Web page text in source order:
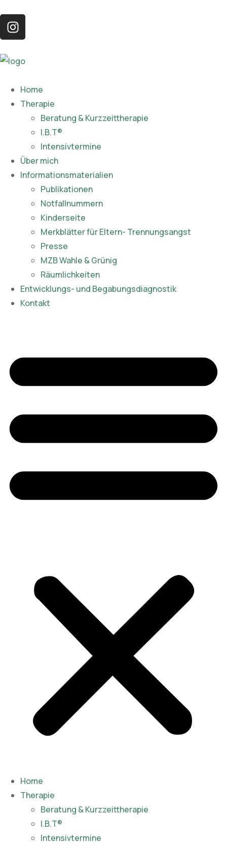
Home
Therapie
Beratung & Kurzzeittherapie
I.B.T®
Intensivtermine
Über mich
Informationsmaterialien
Publikationen​
Notfallnummern
Kinderseite
Merkblätter für Eltern- Trennungsangst
Presse
MZB Wahle & Grünig
Räumlichkeiten
Entwicklungs- und Begabungsdiagnostik
Kontakt
Home
Therapie
Beratung & Kurzzeittherapie
I.B.T®
Intensivtermine